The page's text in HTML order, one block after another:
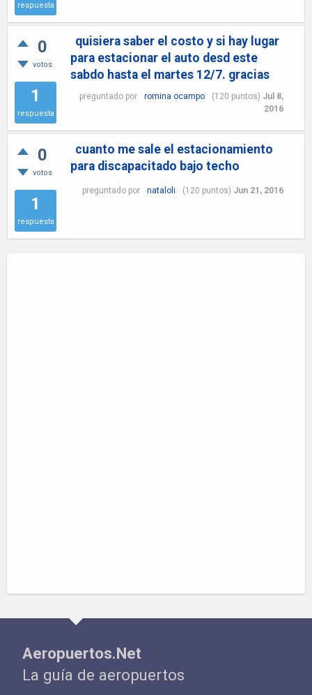
respuesta
0
votos
1
respuesta
quisiera saber el costo y si hay lugar
para estacionar el auto desd este
sabdo hasta el martes 12/7. gracias
preguntado por romina ocampo (120 puntos) Jul 8,
2016
0
votos
1
respuesta
cuanto me sale el estacionamiento
para discapacitado bajo techo
preguntado por nataloli (120 puntos) Jun 21, 2016
Aeropuertos.Net
La guía de aeropuertos